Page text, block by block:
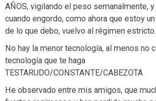
AÑOS, vigilando el peso semanalmente,
cuando engordo, como ahora que estoy
de lo que debo, vuelvo al régimen estricto.
No hay la menor tecnología, al menos no
tecnología que te haga
TESTARUDO/CONSTANTE/CABEZOTA
He observado entre mis amigos, que